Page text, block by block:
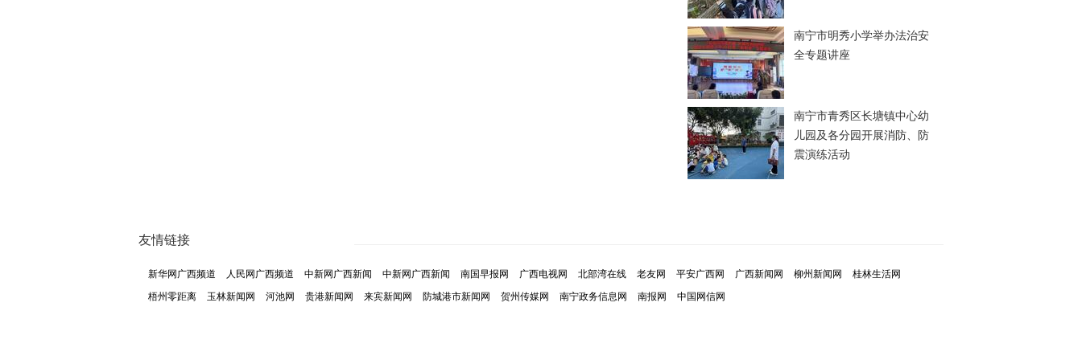
南宁市明秀小学举办法治安
全专题讲座
南宁市青秀区长塘镇中心幼
儿园及各分园开展消防、防
震演练活动
友情链接
新华网广西频道 人民网广西频道 中新网广西新闻 中新网广西新闻 南国早报网 广西电视网 北部湾在线 老友网 平安广西网 广西新闻网 柳州新闻网
桂林生活网
梧州零距离
玉林新闻网 河池网 贵港新闻网 来宾新闻网 防城港市新闻网 贺州传媒网 南宁政务信息网 南报网 中国网信网